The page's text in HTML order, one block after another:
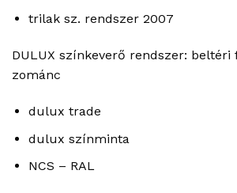
trilak sz. rendszer 2007
DULUX színkeverő rendszer: beltéri
zománc
dulux trade
dulux színminta
NCS – RAL